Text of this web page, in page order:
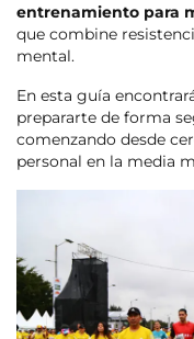
entrenamiento para
que combine
mental.
En esta guía
prepararte de forma
comenzando desde
personal en la media